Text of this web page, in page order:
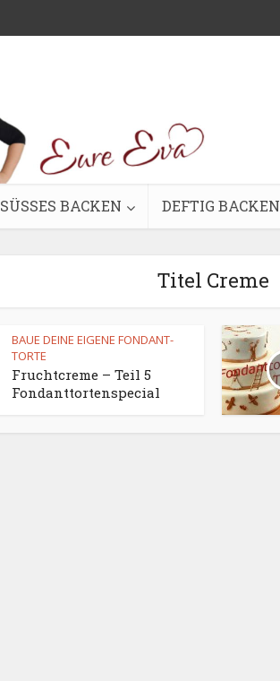
SÜSSES BACKEN DEFTIG BACKEN
Titel Creme
BAUE DEINE EIGENE FONDANT-
TORTE
Fruchtcreme – Teil 5
Fondanttortenspecial